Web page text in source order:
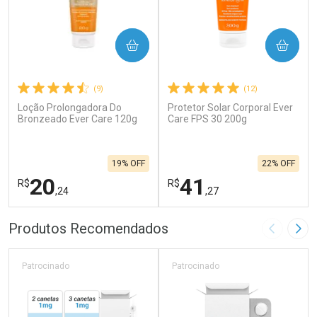
(9)
Loção Prolongadora Do
Bronzeado Ever Care 120g
R$20,24
19% OFF
COMPRAR
FECHAR
Laboratório
FECHAR
Por Menos
(12)
Protetor Solar Corporal Ever
Care FPS 30 200g
R$41 ,27
22% OFF
COMPRAR
Laboratório
Por Menos
Produtos Recomendados Imagem
Patrocinado Patrocinado